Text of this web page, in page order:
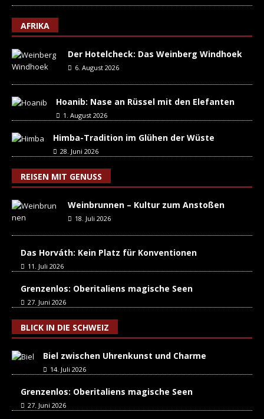
AFRIKA
Der Hotelcheck: Das Weinberg Windhoek
6. August 2026
Hoanib: Nase an Rüssel mit den Elefanten
1. August 2026
Himba-Tradition im Glühen der Wüste
28. Juni 2026
REISEN MIT GENUSS
Weinbrunnen – Kultur zum Anstoßen
18. Juli 2026
Das Horváth: Kein Platz für Konventionen
11. Juli 2026
Grenzenlos: Oberitaliens magische Seen
27. Juni 2026
BLICK IN DIE SCHWEIZ
Biel zwischen Uhrenkunst und Charme
14. Juli 2026
Grenzenlos: Oberitaliens magische Seen
27. Juni 2026